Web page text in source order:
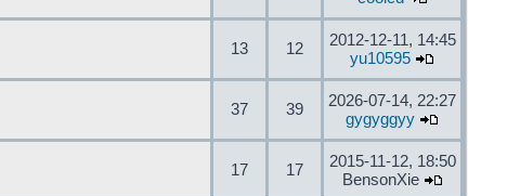
13 12
2012-12-11, 14:45
yu10595
37 39
2026-07-14, 22:27
gygyggyy
17 17
2015-11-12, 18:50
BensonXie